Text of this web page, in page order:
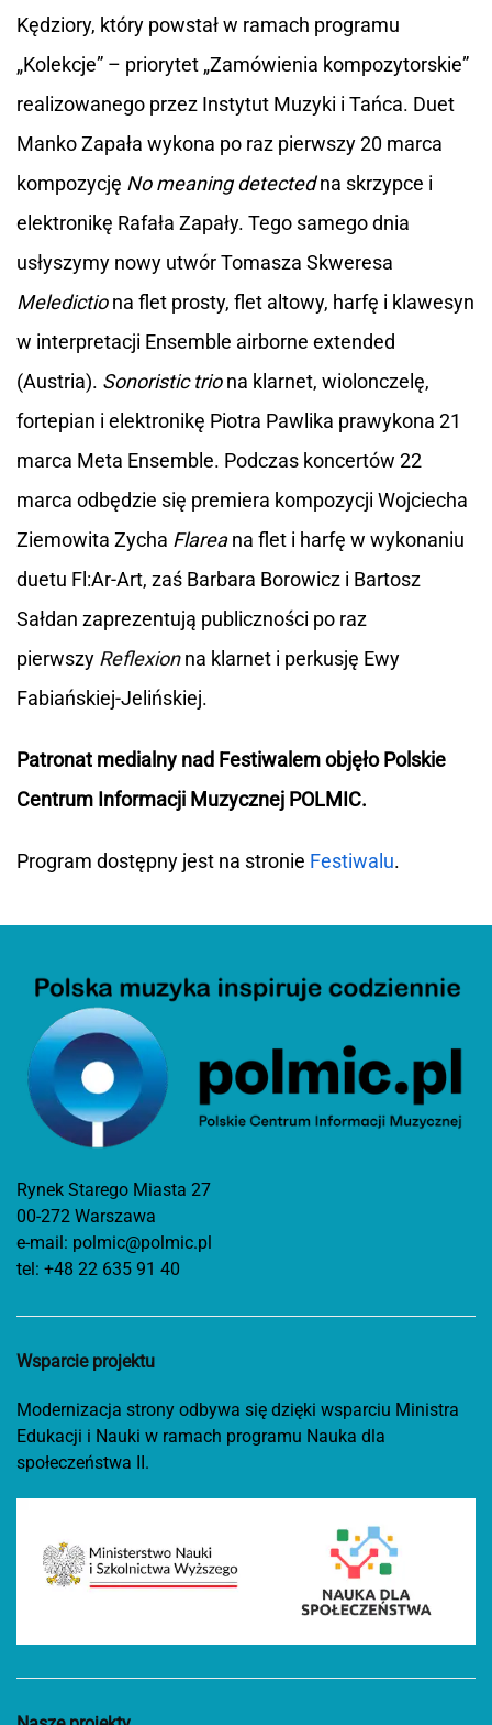
Kędziory, który powstał w ramach programu
„Kolekcje” – priorytet „Zamówienia kompozytorskie”
realizowanego przez Instytut Muzyki i Tańca. Duet
Manko Zapała wykona po raz pierwszy 20 marca
kompozycję No meaning detectedna skrzypce i
elektronikę Rafała Zapały. Tego samego dnia
usłyszymy nowy utwór Tomasza Skweresa
Meledictiona flet prosty, flet altowy, harfę i klawesyn
w interpretacji Ensemble airborne extended
(Austria). Sonoristic triona klarnet, wiolonczelę,
fortepian i elektronikę Piotra Pawlika prawykona 21
marca Meta Ensemble. Podczas koncertów 22
marca odbędzie się premiera kompozycji Wojciecha
Ziemowita Zycha Flareana flet i harfę w wykonaniu
duetu Fl:Ar-Art, zaś Barbara Borowicz i Bartosz
Sałdan zaprezentują publiczności po raz
pierwszy Reflexionna klarnet i perkusję Ewy
Fabiańskiej-Jelińskiej.
Patronat medialny nad Festiwalem objęło Polskie
Centrum Informacji Muzycznej POLMIC.
Program dostępny jest na stronie Festiwalu.
Rynek Starego Miasta 27
00-272 Warszawa
e-mail: polmic@polmic.pl
tel: +48 22 635 91 40
Wsparcie projektu
Modernizacja strony odbywa się dzięki wsparciu Ministra
Edukacji i Nauki w ramach programu Nauka dla
społeczeństwa II.